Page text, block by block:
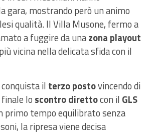
gara, mostrando però un animo
qualità. Il Villa Musone, fermo a
a fuggire da unazona playout
vicina nella delicata sfida con il
il terzo postovincendo di
lo scontro direttocon il GLS
primo tempo equilibrato senza
la ripresa viene decisa